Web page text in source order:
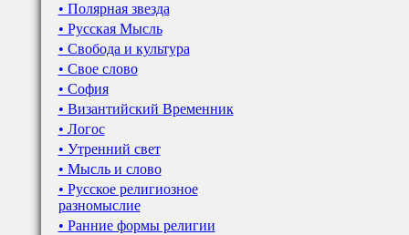
• Полярная звезда
• Русская Мысль
• Свобода и культура
• Свое слово
• София
• Византийский Временник
• Логос
• Утренний свет
• Мысль и слово
• Русское религиозное
разномыслие
• Ранние формы религии